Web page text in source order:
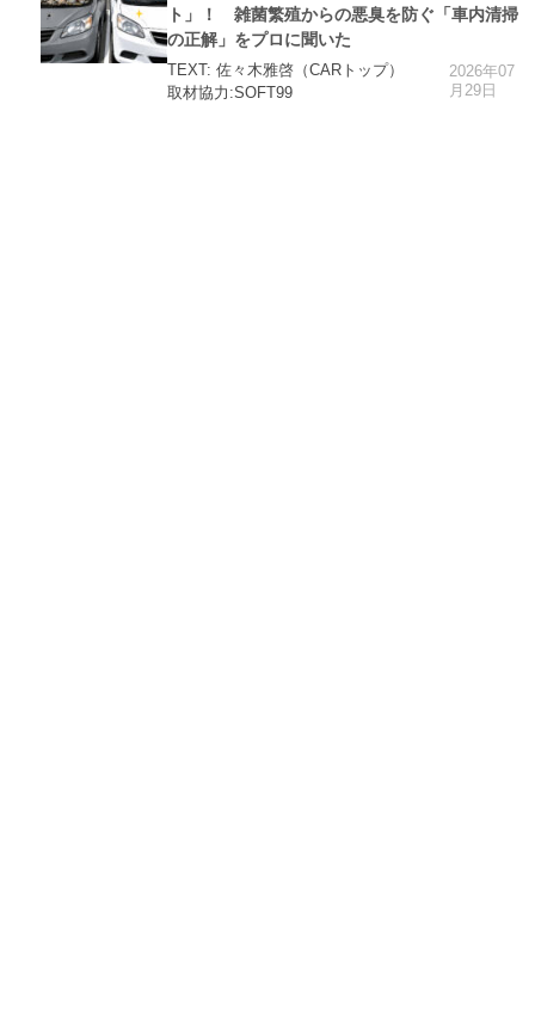
ト」！ 雑菌繁殖からの悪臭を防ぐ「車内清掃
の正解」をプロに聞いた
TEXT: 佐々木雅啓（CARトップ）
取材協力:SOFT99
2026年07
月29日